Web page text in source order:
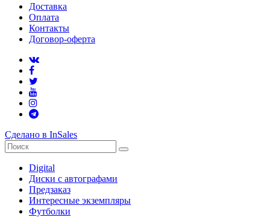
Доставка
Оплата
Контакты
Договор-оферта
Сделано в InSales
Digital
Диски с автографами
Предзаказ
Интересные экземпляры
Футболки